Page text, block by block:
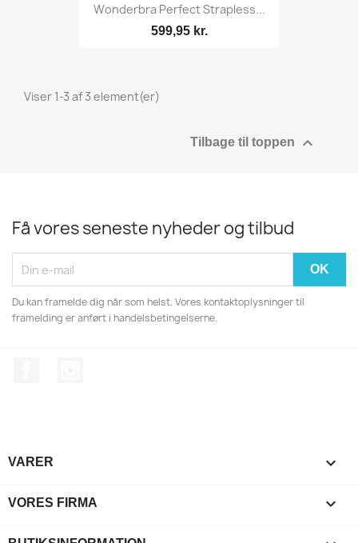
Wonderbra Perfect Strapless...
599,95 kr.
Viser 1-3 af 3 element(er)
Tilbage til toppen 
Få vores seneste nyheder og tilbud
Du kan framelde dig når som helst. Vores kontaktoplysninger til
framelding er anført i handelsbetingelserne.
VARER 
VORES FIRMA 